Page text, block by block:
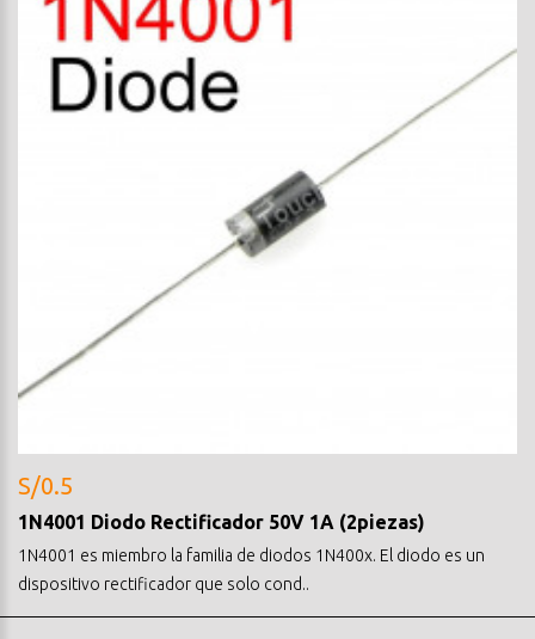
S/0.5
1N4001 Diodo Rectificador 50V 1A (2piezas)
1N4001 es miembro la familia de diodos 1N400x. El diodo es un
dispositivo rectificador que solo cond..